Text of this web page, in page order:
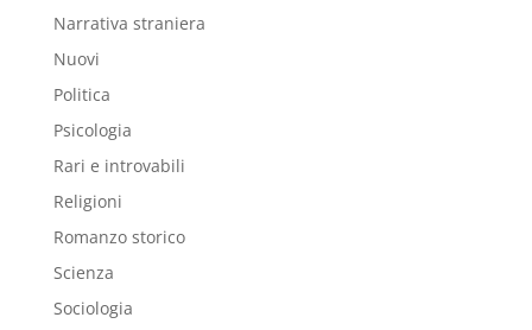
Narrativa straniera
Nuovi
Politica
Psicologia
Rari e introvabili
Religioni
Romanzo storico
Scienza
Sociologia